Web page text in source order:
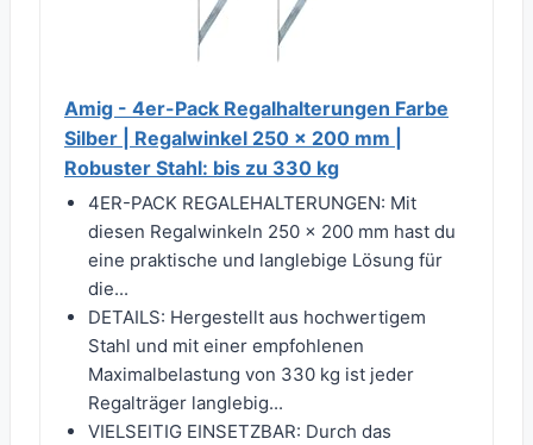
Amig - 4er-Pack Regalhalterungen Farbe
Silber | Regalwinkel 250 x 200 mm |
Robuster Stahl: bis zu 330 kg
4ER-PACK REGALEHALTERUNGEN: Mit
diesen Regalwinkeln 250 x 200 mm hast du
eine praktische und langlebige Lösung für
die...
DETAILS: Hergestellt aus hochwertigem
Stahl und mit einer empfohlenen
Maximalbelastung von 330 kg ist jeder
Regalträger langlebig...
VIELSEITIG EINSETZBAR: Durch das